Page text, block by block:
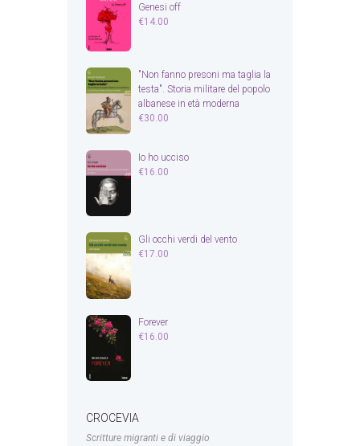
Genesi off
€14.00
"Non fanno presoni ma taglia la
testa". Storia militare del popolo
albanese in età moderna
€30.00
Io ho ucciso
€16.00
Gli occhi verdi del vento
€17.00
Forever
€16.00
CROCEVIA
Scritture migranti e di viaggio